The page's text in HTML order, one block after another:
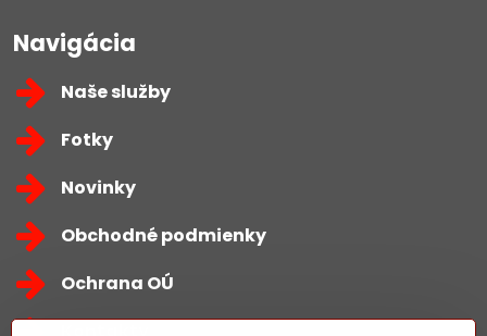
Navigácia
Naše služby
Fotky
Novinky
Obchodné podmienky
Ochrana OÚ